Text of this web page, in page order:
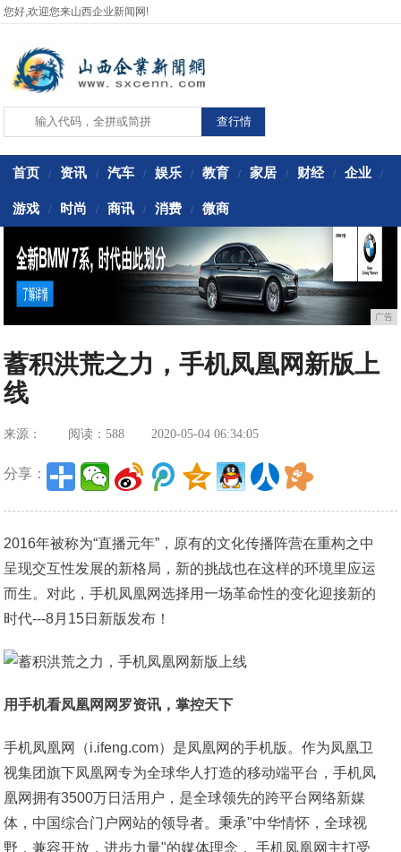
您好,欢迎您来山西企业新闻网!
首页 / 资讯 / 汽车 / 娱乐 / 教育 / 家居 / 财经 / 企业 /
游戏 / 时尚 / 商讯 / 消费 / 微商
广告
蓄积洪荒之力，手机凤凰网新版上
线
来源： 阅读：588 2020-05-04 06:34:05
分享：
2016年被称为“直播元年”，原有的文化传播阵营在重构之中
呈现交互性发展的新格局，新的挑战也在这样的环境里应运
而生。对此，手机凤凰网选择用一场革命性的变化迎接新的
时代---8月15日新版发布！
用手机看凤凰网网罗资讯，掌控天下
手机凤凰网（i.ifeng.com）是凤凰网的手机版。作为凤凰卫
视集团旗下凤凰网专为全球华人打造的移动端平台，手机凤
凰网拥有3500万日活用户，是全球领先的跨平台网络新媒
体，中国综合门户网站的领导者。秉承"中华情怀，全球视
野，兼容开放，进步力量"的媒体理念， 手机凤凰网主打受